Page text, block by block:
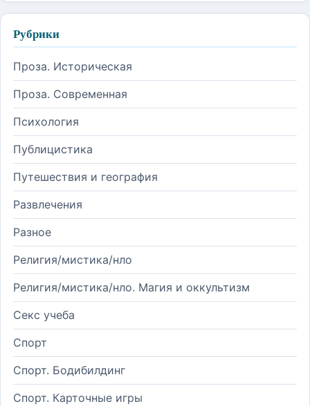
Рубрики
Проза. Историческая
Проза. Современная
Психология
Публицистика
Путешествия и география
Развлечения
Разное
Религия/мистика/нло
Религия/мистика/нло. Магия и оккультизм
Секс учеба
Спорт
Спорт. Бодибилдинг
Спорт. Карточные игры